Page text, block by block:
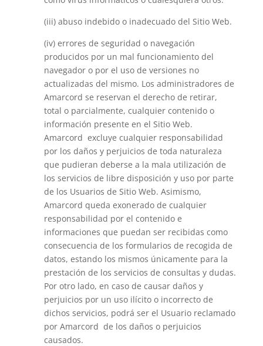
(iii) abuso indebido o inadecuado del Sitio Web.
(iv) errores de seguridad o navegación
producidos por un mal funcionamiento del
navegador o por el uso de versiones no
actualizadas del mismo. Los administradores de
Amarcord se reservan el derecho de retirar,
total o parcialmente, cualquier contenido o
información presente en el Sitio Web.
Amarcord excluye cualquier responsabilidad
por los daños y perjuicios de toda naturaleza
que pudieran deberse a la mala utilización de
los servicios de libre disposición y uso por parte
de los Usuarios de Sitio Web. Asimismo,
Amarcord queda exonerado de cualquier
responsabilidad por el contenido e
informaciones que puedan ser recibidas como
consecuencia de los formularios de recogida de
datos, estando los mismos únicamente para la
prestación de los servicios de consultas y dudas.
Por otro lado, en caso de causar daños y
perjuicios por un uso ilícito o incorrecto de
dichos servicios, podrá ser el Usuario reclamado
por Amarcord de los daños o perjuicios
causados.